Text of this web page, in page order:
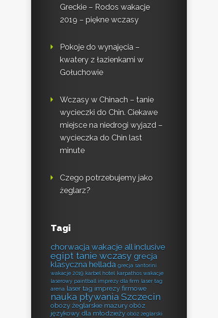
Greckie – Rodos wakacje
2019 – piękne wczasy
Pokoje do wynajęcia –
kwatery z łazienkami w
Gołuchowie
Wczasy w Chinach – tanie
wycieczki do Chin. Ciekawe
miejsce na niedrogi wyjazd –
wycieczka do Chin last
minute
Czego potrzebujemy jako
żeglarz?
Tagi
chorwacja wakacje all inclusive
egipt tanie wczasy grecja
klasyczna hellada grecja santorini
wakacje 2019 karbel hotel karpathos wakacje
laserowy paintball imprezy dla firm laser tag
arena laser tag imprezy firmowe
nauka pływania Szczecin
obozy żeglarskie mazury obóz
językowy dla młodzieży obóz żeglarski